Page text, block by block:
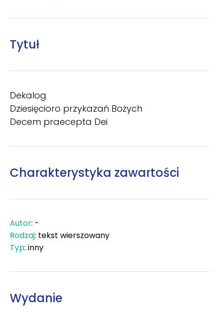
Tytuł
Dekalog
Dziesięcioro przykazań Bożych
Decem praecepta Dei
Charakterystyka zawartości
Autor: -
Rodzaj: tekst wierszowany
Typ: inny
Wydanie